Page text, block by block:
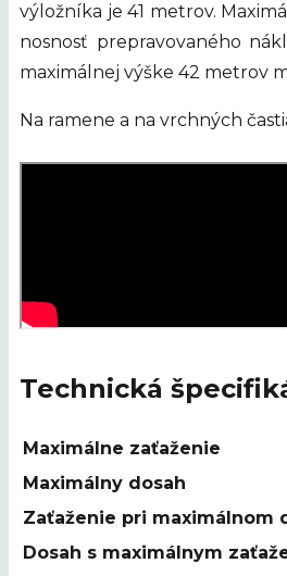
výložníka je 41 metrov.
nosnosť prepravovaného
maximálnej výške 42 metrov
Na ramene a na vrchných
Technická
Maximálne zaťaženie
Maximálny dosah
Zaťaženie pri maximálnom
Dosah s maximálnym